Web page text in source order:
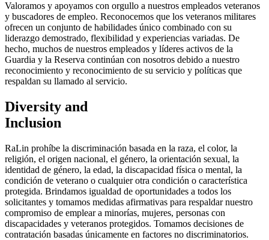
Valoramos y apoyamos con orgullo a nuestros empleados veteranos
y buscadores de empleo. Reconocemos que los veteranos militares
ofrecen un conjunto de habilidades único combinado con su
liderazgo demostrado, flexibilidad y experiencias variadas. De
hecho, muchos de nuestros empleados y líderes activos de la
Guardia y la Reserva continúan con nosotros debido a nuestro
reconocimiento y reconocimiento de su servicio y políticas que
respaldan su llamado al servicio.
Diversity and
Inclusion
RaLin prohíbe la discriminación basada en la raza, el color, la
religión, el origen nacional, el género, la orientación sexual, la
identidad de género, la edad, la discapacidad física o mental, la
condición de veterano o cualquier otra condición o característica
protegida. Brindamos igualdad de oportunidades a todos los
solicitantes y tomamos medidas afirmativas para respaldar nuestro
compromiso de emplear a minorías, mujeres, personas con
discapacidades y veteranos protegidos. Tomamos decisiones de
contratación basadas únicamente en factores no discriminatorios.